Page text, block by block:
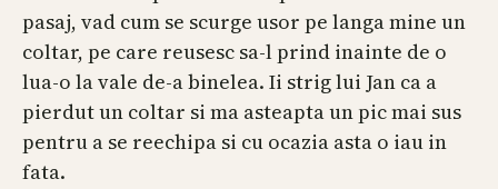
pasaj, vad cum se scurge usor pe langa mine un
coltar, pe care reusesc sa-l prind inainte de o
lua-o la vale de-a binelea. Ii strig lui Jan ca a
pierdut un coltar si ma asteapta un pic mai sus
pentru a se reechipa si cu ocazia asta o iau in
fata.